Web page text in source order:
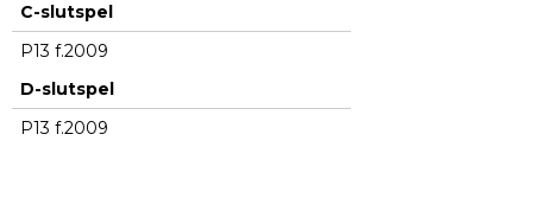
C-slutspel
P13 f.2009
D-slutspel
P13 f.2009